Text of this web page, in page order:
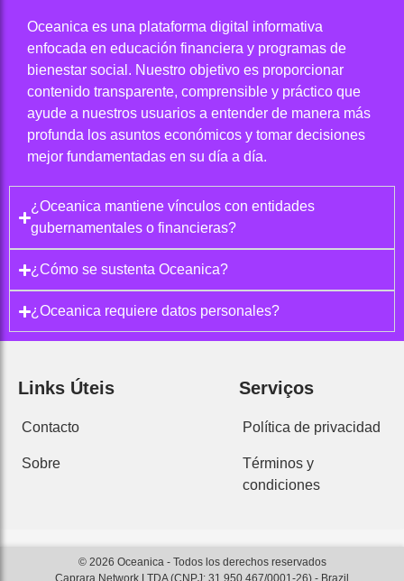
Oceanica es una plataforma digital informativa
enfocada en educación financiera y programas de
bienestar social. Nuestro objetivo es proporcionar
contenido transparente, comprensible y práctico que
ayude a nuestros usuarios a entender de manera más
profunda los asuntos económicos y tomar decisiones
mejor fundamentadas en su día a día.
¿Oceanica mantiene vínculos con entidades
gubernamentales o financieras?
¿Cómo se sustenta Oceanica?
¿Oceanica requiere datos personales?
Links Úteis
Contacto
Sobre
Serviços
Política de privacidad
Términos y
condiciones
© 2026 Oceanica - Todos los derechos reservados